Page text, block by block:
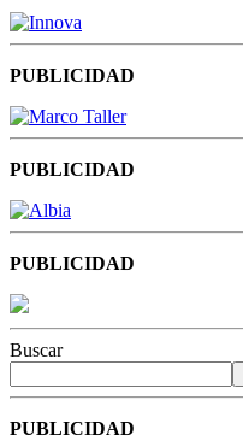
PUBLICIDAD
PUBLICIDAD
PUBLICIDAD
Buscar
PUBLICIDAD